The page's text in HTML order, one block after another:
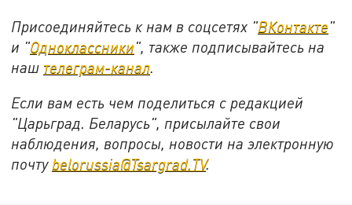
Присоединяйтесь к нам в соцсетях "ВКонтакте"
и "Одноклассники", также подписывайтесь на
наш телеграм-канал
Если вам есть чем поделиться с редакцией
"Царьград. Беларусь", присылайте свои
наблюдения, вопросы, новости на электронную
почту belorussia@Tsargrad.TV.